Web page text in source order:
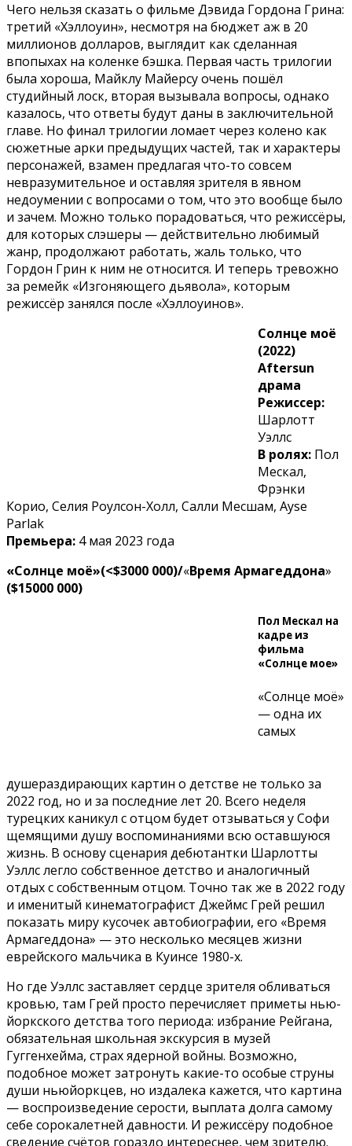
Чего нельзя сказать о фильме Дэвида Гордона Грина:
третий «Хэллоуин», несмотря на бюджет аж в 20
миллионов долларов, выглядит как сделанная
впопыхах на коленке бэшка. Первая часть трилогии
была хороша, Майклу Майерсу очень пошёл
студийный лоск, вторая вызывала вопросы, однако
казалось, что ответы будут даны в заключительной
главе. Но финал трилогии ломает через колено как
сюжетные арки предыдущих частей, так и характеры
персонажей, взамен предлагая что-то совсем
невразумительное и оставляя зрителя в явном
недоумении с вопросами о том, что это вообще было
и зачем. Можно только порадоваться, что режиссёры,
для которых слэшеры — действительно любимый
жанр, продолжают работать, жаль только, что
Гордон Грин к ним не относится. И теперь тревожно
за ремейк «Изгоняющего дьявола», которым
режиссёр занялся после «Хэллоуинов».
Солнце моё
(2022)
Aftersun
драма
Режиссер:
Шарлотт
Уэллс
В ролях: Пол
Мескал,
Фрэнки
Корио, Селия Роулсон-Холл, Салли Месшам, Ayse
Parlak
Премьера: 4 мая 2023 года
«Солнце моё»(<$3000 000)/«Время Армагеддона»
($15000 000)
Пол Мескал на
кадре из
фильма
«Солнце мое»
«Солнце моё»
— одна их
самых
душераздирающих картин о детстве не только за
2022 год, но и за последние лет 20. Всего неделя
турецких каникул с отцом будет отзываться у Софи
щемящими душу воспоминаниями всю оставшуюся
жизнь. В основу сценария дебютантки Шарлотты
Уэллс легло собственное детство и аналогичный
отдых с собственным отцом. Точно так же в 2022 году
и именитый кинематографист Джеймс Грей решил
показать миру кусочек автобиографии, его «Время
Армагеддона» — это несколько месяцев жизни
еврейского мальчика в Куинсе 1980-х.
Но где Уэллс заставляет сердце зрителя обливаться
кровью, там Грей просто перечисляет приметы нью-
йоркского детства того периода: избрание Рейгана,
обязательная школьная экскурсия в музей
Гуггенхейма, страх ядерной войны. Возможно,
подобное может затронуть какие-то особые струны
души ньюйоркцев, но издалека кажется, что картина
— воспроизведение серости, выплата долга самому
себе сорокалетней давности. И режиссёру подобное
сведение счётов гораздо интереснее, чем зрителю.